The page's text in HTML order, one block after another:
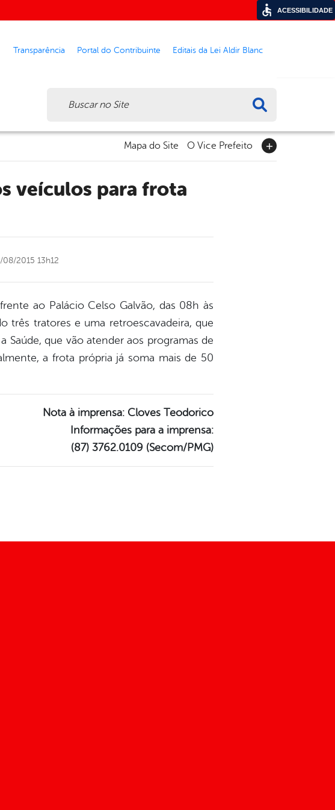
Transparência Portal do Contribuinte Editais da Lei Aldir Blanc
Mapa do Site O Vice Prefeito
2015 13h12
ao Palácio Celso Galvão, das 08h às
três tratores e uma retroescavadeira, que
que vão atender aos programas de
a frota própria já soma mais de 50
Nota à imprensa: Cloves Teodorico
Informações para a imprensa:
(87) 3762.0109 (Secom/PMG)
ACESSIBILIDADE